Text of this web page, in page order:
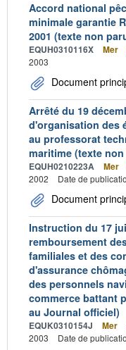
Accord national
minimale garantie
2001 (texte non
EQUH0310116X Mer
2003
Document
Arrêté du 19
d'organisation des
au professorat
maritime (texte
EQUH0210223A Mer
2002
Date de
Document
Instruction du 17
remboursement
familiales et des
d'assurance
des personnels
commerce battant
au Journal officiel)
EQUK0310154J Mer
2003
Date de